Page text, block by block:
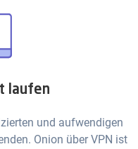
laufen
und aufwendigen
Onion über VPN ist